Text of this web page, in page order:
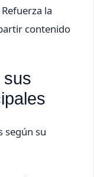
Refuerza la
contenido
sus
según su